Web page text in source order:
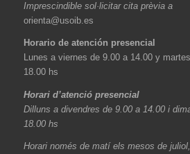
Imprescindible sol·licitar cita prèvia a
orienta@usoib.es
Horario de atención presencial
Lunes a viernes de 9.00 a 14.00 y
18.00 hs
Horari d’atenció presencial
Dilluns a divendres de 9.00 a 14.00 i
18.00 hs
Horari només de matí els mesos de